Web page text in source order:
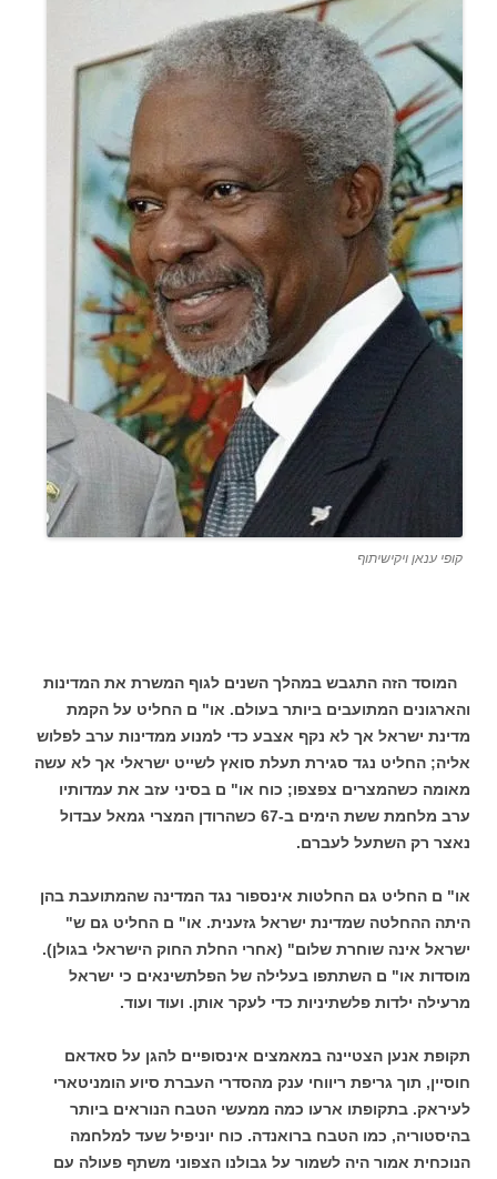
קופי ענאן ויקישיתוף
המוסד הזה התגבש במהלך השנים לגוף המשרת את המדינות
והארגונים המתועבים ביותר בעולם. או" ם החליט על הקמת
מדינת ישראל אך לא נקף אצבע כדי למנוע ממדינות ערב לפלוש
אליה; החליט נגד סגירת תעלת סואץ לשייט ישראלי אך לא עשה
מאומה כשהמצרים צפצפו; כוח או" ם בסיני עזב את עמדותיו
ערב מלחמת ששת הימים ב-67 כשהרודן המצרי גמאל עבדול
נאצר רק השתעל לעברם.
או" ם החליט גם החלטות אינספור נגד המדינה שהמתועבת בהן
היתה ההחלטה שמדינת ישראל גזענית. או" ם החליט גם ש"
ישראל אינה שוחרת שלום" (אחרי החלת החוק הישראלי בגולן).
מוסדות או" ם השתתפו בעלילה של הפלתשינאים כי ישראל
מרעילה ילדות פלשתיניות כדי לעקר אותן. ועוד ועוד.
תקופת אנען הצטיינה במאמצים אינסופיים להגן על סאדאם
חוסיין, תוך גריפת ריווחי ענק מהסדרי העברת סיוע הומניטארי
לעיראק. בתקופתו ארעו כמה ממעשי הטבח הנוראים ביותר
בהיסטוריה, כמו הטבח ברואנדה. כוח יוניפיל שעד למלחמה
הנוכחית אמור היה לשמור על גבולנו הצפוני משתף פעולה עם